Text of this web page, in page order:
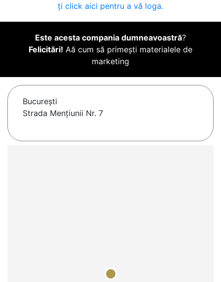
ți click aici pentru a vă loga.
Este acesta compania dumneavoastră?
Felicitări! Aă cum să primești materialele de
marketing
Bucureşti
Strada Mențiunii Nr. 7